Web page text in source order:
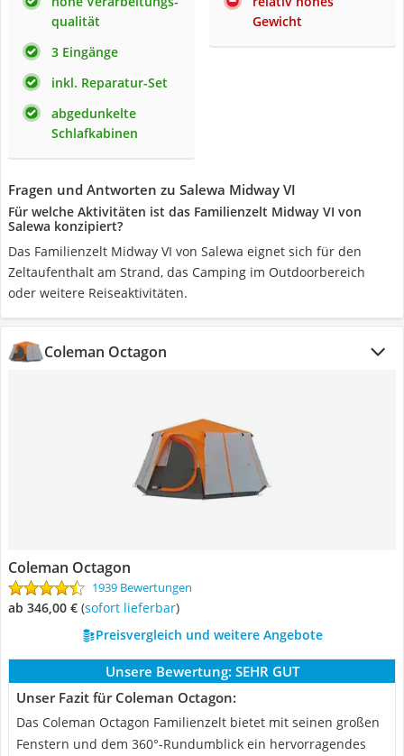
qualität
3 Eingänge
inkl. Reparatur-Set
abgedunkelte
Schlafkabinen
Gewicht
Fragen und Antworten zu Salewa Midway VI
Für welche Aktivitäten ist das Familienzelt Midway VI von
Salewa konzipiert?
Das Familienzelt Midway VI von Salewa eignet sich für den
Zeltaufenthalt am Strand, das Camping im Outdoorbereich
oder weitere Reiseaktivitäten.
Coleman Octagon
Coleman Octagon
1939 Bewertungen
ab 346,00 € ( Sofort lieferbar)
Preisvergleich und weitere Angebote
Unsere Bewertung: SEHR GUT
Unser Fazit für Coleman Octagon:
Das Coleman Octagon Familienzelt bietet mit seinen großen
Fenstern und dem 360°-Rundumblick ein hervorragendes